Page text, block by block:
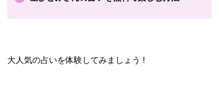
大人気の占いを体験してみましょう !